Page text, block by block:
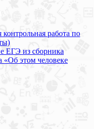
контрольная работа по
ЕГЭ из сборника
этом человеке